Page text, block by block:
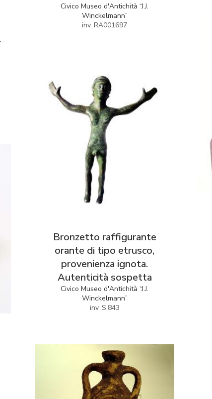
Civico Museo d'Antichità “J.J.
Winckelmann”
inv. RA001697
Bronzetto raffigurante
orante di tipo etrusco,
provenienza ignota.
Autenticità sospetta
Civico Museo d'Antichità “J.J.
Winckelmann”
inv. S.843